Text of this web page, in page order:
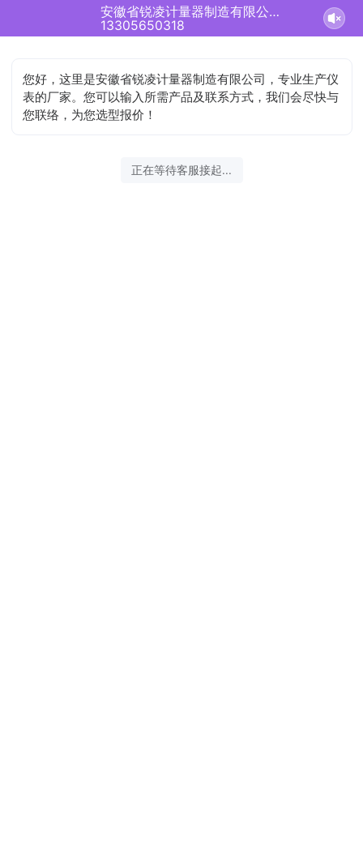
安徽省锐凌计量器制造有限公司正在为您服务
13305650318
您好，这里是安徽省锐凌计量器制造有限公司，专业生产仪
表的厂家。您可以输入所需产品及联系方式，我们会尽快与
您联络，为您选型报价！
正在等待客服接起...